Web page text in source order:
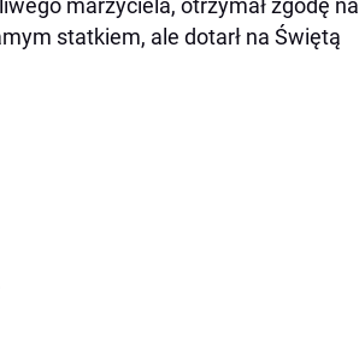
marzyciela, otrzymał zgodę na
statkiem, ale dotarł na Świętą